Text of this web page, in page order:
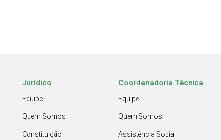
Jurídico
Equipe
Quem Somos
Constituição
Coordenadoria Técnica
Equipe
Quem Somos
Assistência Social